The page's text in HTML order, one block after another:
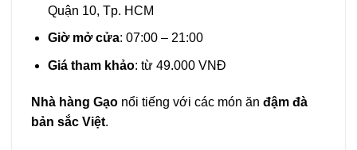
Quận 10, Tp. HCM
Giờ mở cửa: 07:00 – 21:00
Giá tham khảo: từ 49.000 VNĐ
Nhà hàng Gạo nổi tiếng với các món ăn đậm đà
bản sắc Việt.